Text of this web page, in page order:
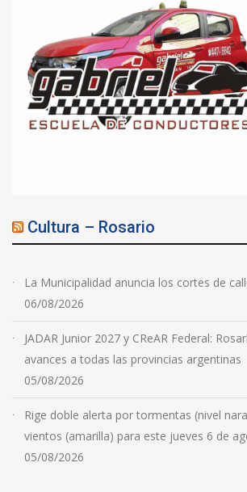
Cultura – Rosario
La Municipalidad anuncia los cortes de
06/08/2026
JADAR Junior 2027 y CReAR Federal:
avances a todas las provincias argentinas
05/08/2026
Rige doble alerta por tormentas (nivel
vientos (amarilla) para este jueves 6 de
05/08/2026